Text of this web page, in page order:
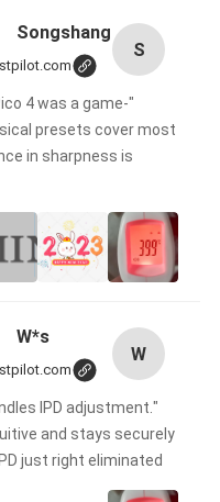
S
Songshang
4 was a game-
presets cover most
in sharpness is
W
W*s
IPD adjustment.
and stays securely
just right eliminated！